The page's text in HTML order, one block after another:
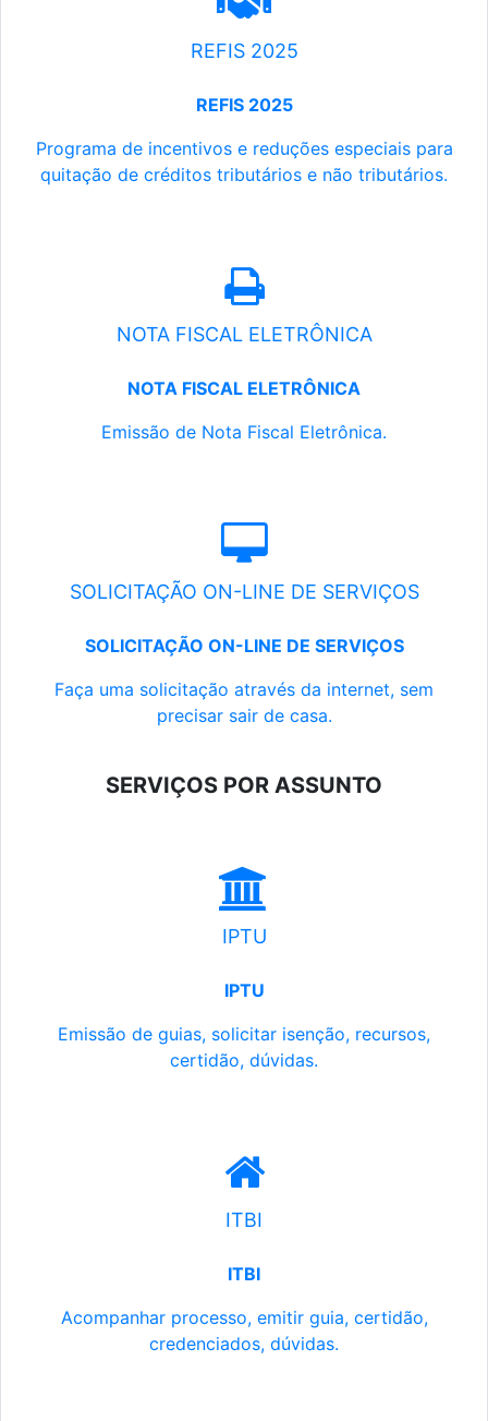
REFIS 2025
REFIS 2025
Programa de incentivos e reduções especiais para
quitação de créditos tributários e não tributários.
NOTA FISCAL ELETRÔNICA
NOTA FISCAL ELETRÔNICA
Emissão de Nota Fiscal Eletrônica.
SOLICITAÇÃO ON-LINE DE SERVIÇOS
SOLICITAÇÃO ON-LINE DE SERVIÇOS
Faça uma solicitação através da internet, sem
precisar sair de casa.
SERVIÇOS POR ASSUNTO
IPTU
IPTU
Emissão de guias, solicitar isenção, recursos,
certidão, dúvidas.
ITBI
ITBI
Acompanhar processo, emitir guia, certidão,
credenciados, dúvidas.